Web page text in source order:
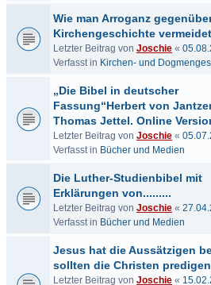
Wie man Arroganz
Kirchengeschichte vermeidet
Letzter Beitrag von Joschie «
Verfasst in Kirchen- und
„Die Bibel in deutscher
Fassung“Herbert von
Thomas Jettel. Online
Letzter Beitrag von Joschie «
Verfasst in Bücher und Medien
Die Luther-Studienbibel mit
Erklärungen von.........
Letzter Beitrag von Joschie «
Verfasst in Bücher und Medien
Jesus hat die Aussätzigen
sollten die Christen
Letzter Beitrag von Joschie «